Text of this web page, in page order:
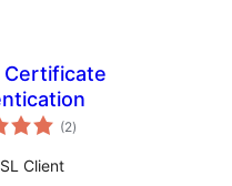
Certificate
(2total
de
)
Client